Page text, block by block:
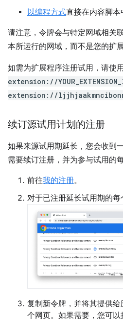
以编程方式直接在内容脚本
请注意，令牌会与特定网域相关
本所运行的网域，而不是您的扩展
如需为扩展程序注册试用，请使
extension://
extension://
续订源试用计划的注册
如果来源试用期延长，您会收到
需要续订注册，并为参与试用的
前往我的注册。
对于已注册延长试用期的
复制新令牌，并将其提供
个网页。如果需要，您可以